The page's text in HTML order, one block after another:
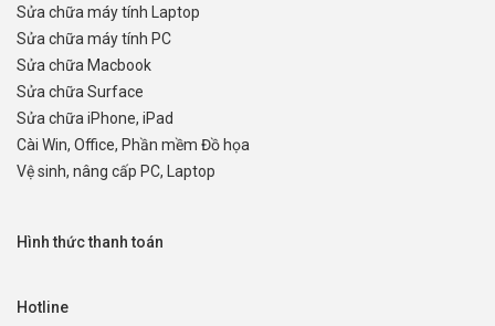
Sửa chữa máy tính Laptop
Sửa chữa máy tính PC
Sửa chữa Macbook
Sửa chữa Surface
Sửa chữa iPhone, iPad
Cài Win, Office, Phần mềm Đồ họa
Vệ sinh, nâng cấp PC, Laptop
Hình thức thanh toán
Hotline